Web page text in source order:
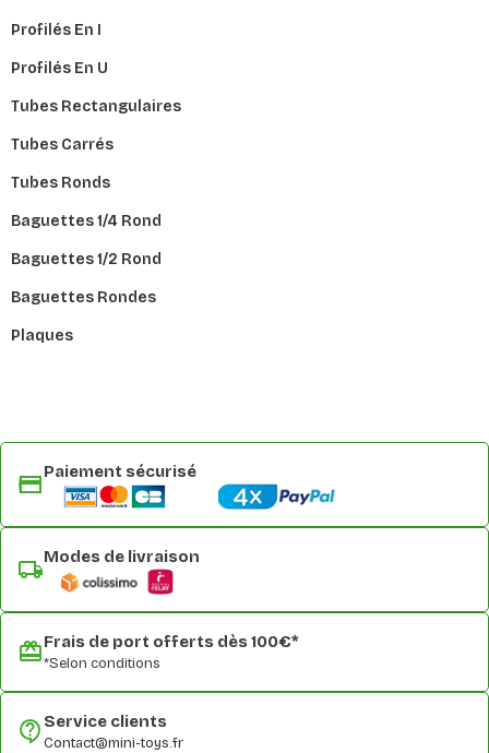
Profilés En I
Profilés En U
Tubes Rectangulaires
Tubes Carrés
Tubes Ronds
Baguettes 1/4 Rond
Baguettes 1/2 Rond
Baguettes Rondes
Plaques
Paiement sécurisé
Modes de livraison
Frais de port offerts dès 100€*
*Selon conditions
Service clients
Contact@mini-toys.fr